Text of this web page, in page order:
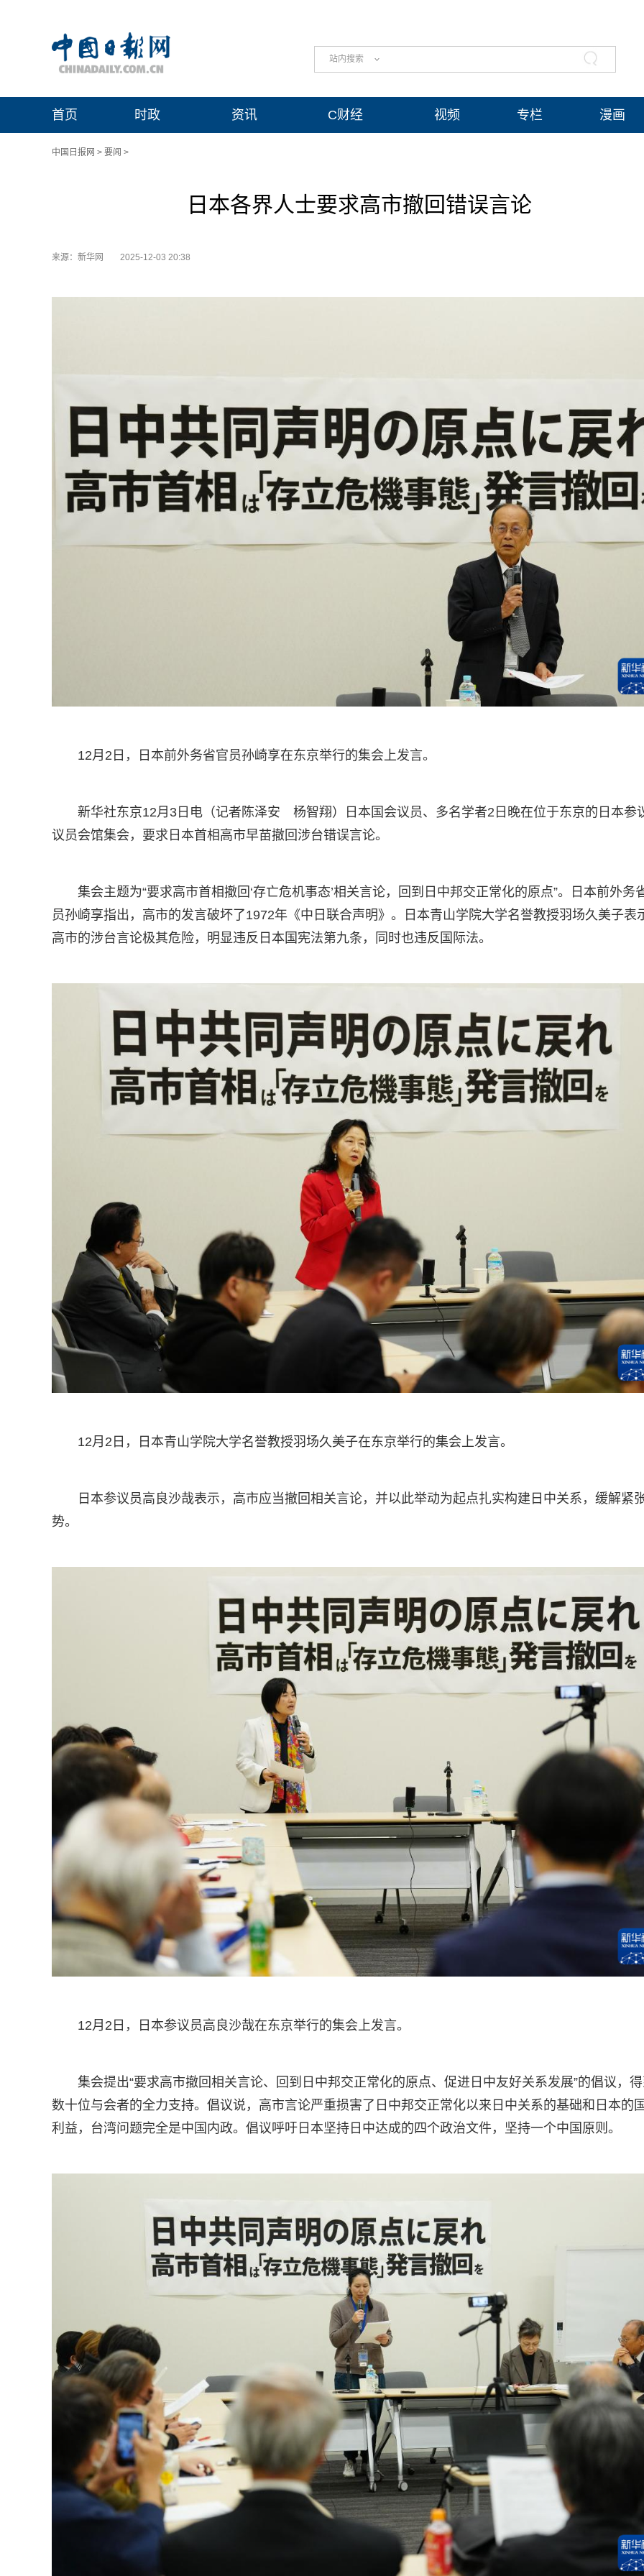
站内搜索
首页 时政 资讯 C财经 视频 专栏 漫画
中国日报网 > 要闻 >
日本各界人士要求高市撤回错误言论
来源：新华网 2025-12-03 20:38
12月2日，日本前外务省官员孙崎享在东京举行的集会上发言。
新华社东京12月3日电（记者陈泽安 杨智翔）日本国会议员、多名学者2日晚在位于东京的日本参
议员会馆集会，要求日本首相高市早苗撤回涉台错误言论。
集会主题为“要求高市首相撤回‘存亡危机事态’相关言论，回到日中邦交正常化的原点”。日本前外务
员孙崎享指出，高市的发言破坏了1972年《中日联合声明》。日本青山学院大学名誉教授羽场久美子表
高市的涉台言论极其危险，明显违反日本国宪法第九条，同时也违反国际法。
12月2日，日本青山学院大学名誉教授羽场久美子在东京举行的集会上发言。
日本参议员高良沙哉表示，高市应当撤回相关言论，并以此举动为起点扎实构建日中关系，缓解紧
势。
12月2日，日本参议员高良沙哉在东京举行的集会上发言。
集会提出“要求高市撤回相关言论、回到日中邦交正常化的原点、促进日中友好关系发展”的倡议，
数十位与会者的全力支持。倡议说，高市言论严重损害了日中邦交正常化以来日中关系的基础和日本的
利益，台湾问题完全是中国内政。倡议呼吁日本坚持日中达成的四个政治文件，坚持一个中国原则。